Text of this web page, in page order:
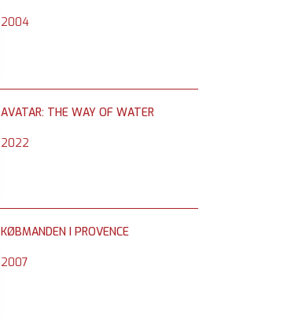
2004
AVATAR: THE WAY OF WATER
2022
KØBMANDEN I PROVENCE
2007